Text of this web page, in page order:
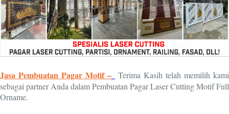
Jasa Pembuatan Pagar Motif –
Terima Kasih telah memilih kami
sebagai partner Anda dalam Pembuatan Pagar Laser Cutting Motif Full
Orname.